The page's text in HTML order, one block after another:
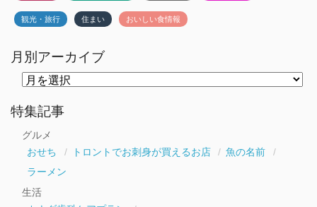
観光・旅行 住まい おいしい食情報
月別アーカイブ
ー
カ
特集記事
グルメ
おせち
トロントでお刺身が買えるお店
魚の名前
ラーメン
生活